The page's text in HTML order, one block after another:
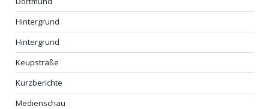
Hintergrund
Hintergrund
Keupstraße
Kurzberichte
Medienschau